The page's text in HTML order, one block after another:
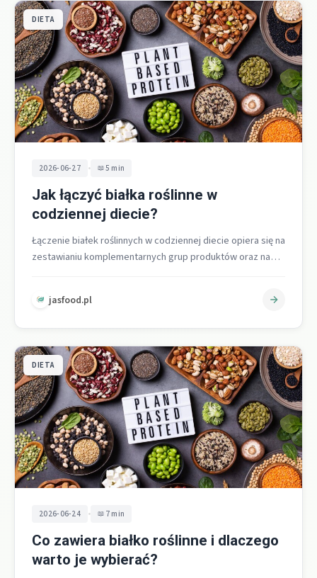
DIETA
2026-06-27 • 5 min
Jak łączyć białka roślinne w
codziennej diecie?
Łączenie białek roślinnych w codziennej diecie opiera się na
zestawianiu komplementarnych grup produktów oraz na
jasfood.pl
DIETA
2026-06-24 • 7 min
Co zawiera białko roślinne i dlaczego
warto je wybierać?